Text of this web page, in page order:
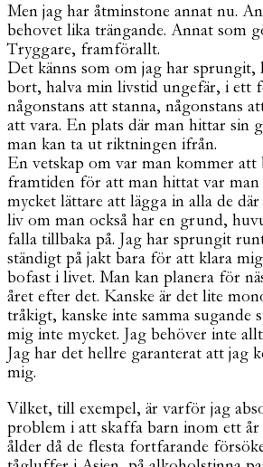
Men jag har åtminstone annat nu.
behovet lika trängande. Annat som
Tryggare, framförallt.
Det känns som om jag har sprungit,
bort, halva min livstid ungefär, i ett
någonstans att stanna, någonstans
att vara. En plats där man hittar sin
man kan ta ut riktningen ifrån.
En vetskap om var man kommer att
framtiden för att man hittat var man
mycket lättare att lägga in alla de
liv om man också har en grund,
falla tillbaka på. Jag har sprungit
ständigt på jakt bara för att klara
bofast i livet. Man kan planera för
året efter det. Kanske är det lite
tråkigt, kanske inte samma sugande
mig inte mycket. Jag behöver inte
Jag har det hellre garanterat att jag
mig.
Vilket, till exempel, är varför jag
problem i att skaffa barn inom ett
ålder då de flesta fortfarande